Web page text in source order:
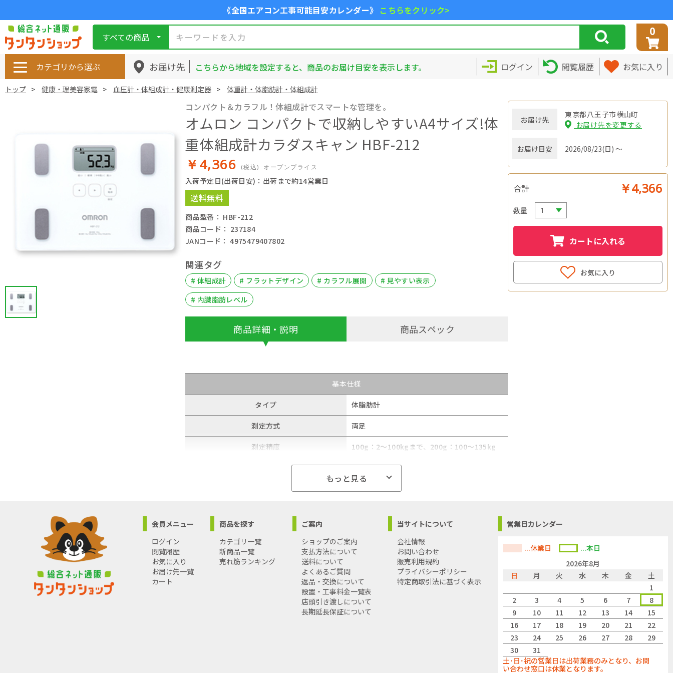
《全国エアコン工事可能目安カレンダー》 こちらをクリック>
すべての商品 0
カテゴリから選ぶ お届け先 こちらから地域を設定すると、商品のお届け目安を表示します。 ログイン 閲覧履歴 お気に入り
トップ 健康・理美容家電 血圧計・体組成計・健康測定器 体重計・体脂肪計・体組成計
コンパクト＆カラフル！体組成計でスマートな管理を。
オムロン コンパクトで収納しやすいA4サイズ!体
重体組成計カラダスキャン HBF-212
￥4,366 (税込) オープンプライス
入荷予定日(出荷目安)：出荷まで約14営業日
送料無料
商品型番： HBF-212
商品コード： 237184
JANコード： 4975479407802
関連タグ
# 体組成計 # フラットデザイン # カラフル展開
# 見やすい表示
# 内臓脂肪レベル
商品詳細・説明
基本仕様
タイプ 体脂肪計
測定方式 両足
測定精度
100g：2～100kgまで、200g：100～135kg
-
電池残量警告機能
登録人数 4 人
測定機能
○
-
もっと見る
商品スペック
お届け先
東京都八王子市横山町
お届け先を変更する
お届け目安 2026/08/23(日) ～
合計 ￥4,366
数量
カートに入れる
お気に入り
会員メニュー
ログイン
閲覧履歴
お気に入り
お届け先一覧
カート
商品を探す
カテゴリ一覧
新商品一覧
売れ筋ランキング
ご案内
ショップのご案内
支払方法について
送料について
よくあるご質問
返品・交換について
設置・工事料金一覧表
店頭引き渡しについて
長期延長保証について
当サイトについて
会社情報
お問い合わせ
販売利用規約
プライバシーポリシー
特定商取引法に基づく表示
営業日カレンダー
...休業日
...本日
2026年8月
日
月 火 水 木 金
土
1
2
3 4 5 6 7
8
9
10 11 12 13 14
15
16
17 18 19 20 21
22
23
24 25 26 27 28
29
30
31
土･日･祝の営業日は出荷業務のみとなり、お問
い合わせ窓口は休業となります。